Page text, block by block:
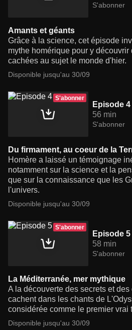
S'abonner
Amants et géants
Grâce à la science, cet épisode
mythe homérique pour y
cachées au sujet le monde d'hier.
Disponible jusqu'au 30/09
S'abonner
Episode 4
56 min
S'abonner
Du firmament, au coeur de la
Homère a laissé un témoignage
notamment sur la science et la
que sur la connaissance que les
l'univers.
Disponible jusqu'au 30/09
S'abonner
Episode 5
58 min
S'abonner
La Méditerranée, mer mythique
A la découverte des secrets et
cachent dans les chants de
considérée comme le premier vrai
Disponible jusqu'au 30/09